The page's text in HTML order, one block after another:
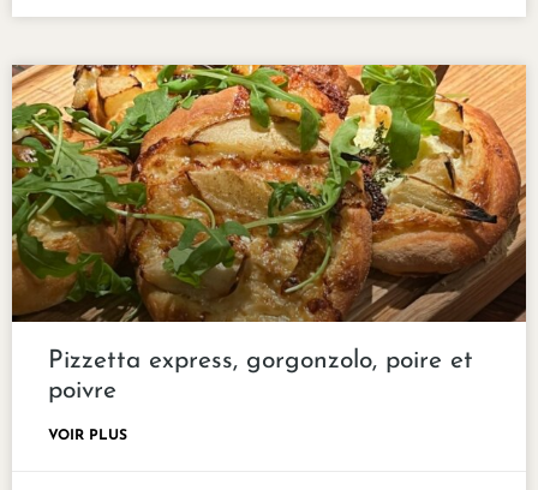
Pizzetta express, gorgonzolo, poire et
poivre
VOIR PLUS